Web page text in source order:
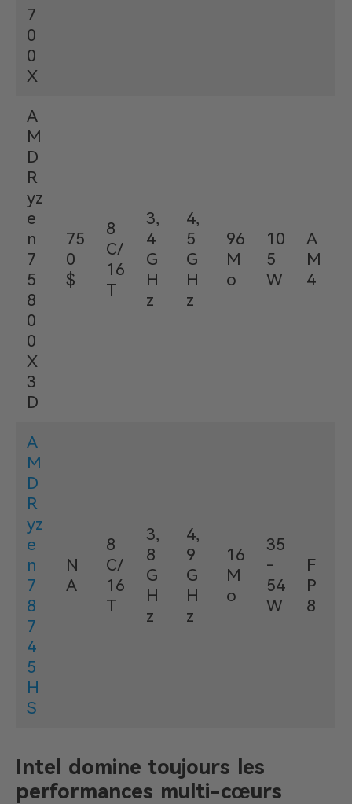
7
0
0
X
A
M
D
R
yz
e
n
7
5
8
0
0
X
3
D
75
0
$
8
C/
16
T
3,
4
G
H
z
4,
5
G
H
z
96
M
o
10
5
W
A
M
4
A
M
D
R
yz
e
n
7
8
7
4
5
H
S
N
A
8
C/
16
T
3,
8
G
H
z
4,
9
G
H
z
16
M
o
35
-
54
W
F
P
8
Intel domine toujours les
performances multi-cœurs